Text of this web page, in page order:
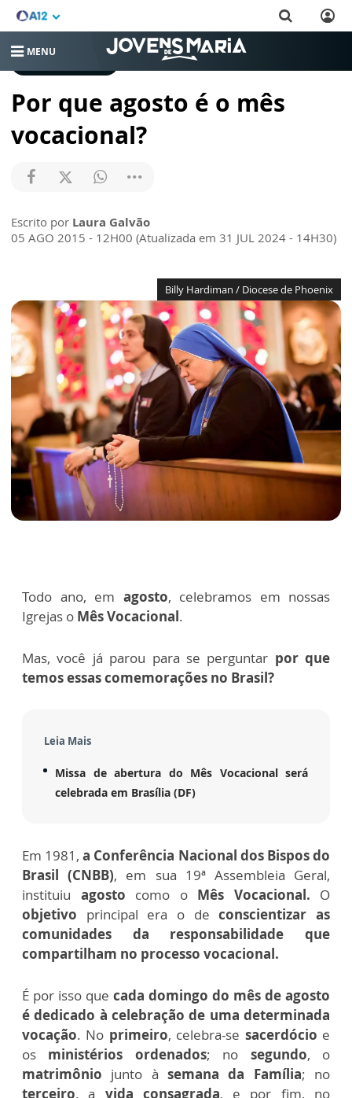
MENU
Por que agosto é o mês
vocacional?
Escrito por Laura Galvão
05 AGO 2015 - 12H00 (Atualizada em 31 JUL 2024 - 14H30)
Billy Hardiman / Diocese de Phoenix
Todo ano, em agosto, celebramos em nossas
Igrejas o Mês Vocacional.
Mas, você já parou para se perguntar por que
temos essas comemorações no Brasil?
Leia Mais
Missa de abertura do Mês Vocacional será
celebrada em Brasília (DF)
Em 1981,a Conferência Nacional dos Bispos do
Brasil (CNBB), em sua 19ª Assembleia Geral,
instituiu agosto como o Mês Vocacional. O
objetivo principal era o deconscientizar as
comunidades da responsabilidade que
compartilham no processo vocacional.
É por isso que cada domingo do mês de agosto
é dedicado à celebração de uma determinada
vocação. No primeiro, celebra-se sacerdócio e
os ministérios ordenados; no segundo, o
matrimônio junto àsemana da Família; no
terceiro, a vida consagrada, e por fim, no